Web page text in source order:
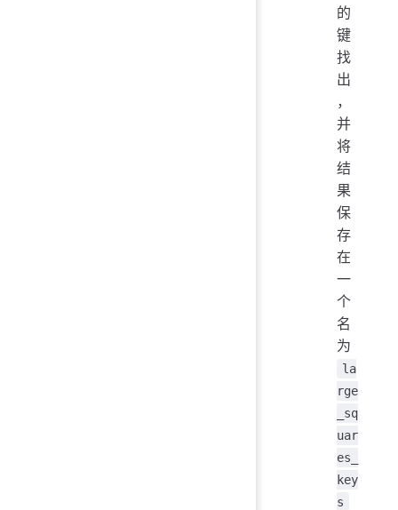
的
键
找
出
，
并
将
结
果
保
存
在
一
个
名
为
la
rge
_sq
uar
es_
key
s